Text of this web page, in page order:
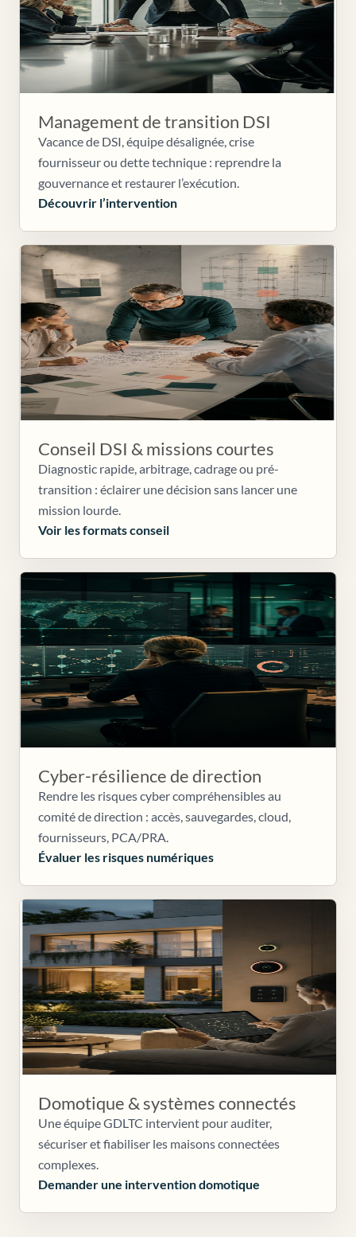
Management de transition DSI
Vacance de DSI, équipe désalignée, crise
fournisseur ou dette technique : reprendre la
gouvernance et restaurer l’exécution.
Découvrir l’intervention
Conseil DSI & missions courtes
Diagnostic rapide, arbitrage, cadrage ou pré-
transition : éclairer une décision sans lancer une
mission lourde.
Voir les formats conseil
Cyber-résilience de direction
Rendre les risques cyber compréhensibles au
comité de direction : accès, sauvegardes, cloud,
fournisseurs, PCA/PRA.
Évaluer les risques numériques
Domotique & systèmes connectés
Une équipe GDLTC intervient pour auditer,
sécuriser et fiabiliser les maisons connectées
complexes.
Demander une intervention domotique